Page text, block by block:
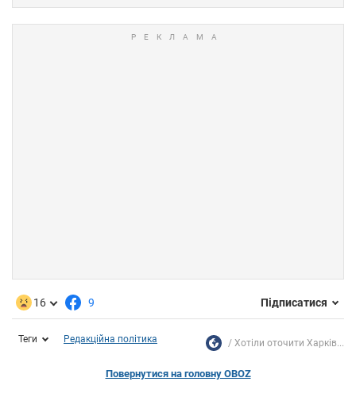
16 9 Підписатися
Теги Редакційна політика Хотіли оточити Харків...
Повернутися на головну OBOZ